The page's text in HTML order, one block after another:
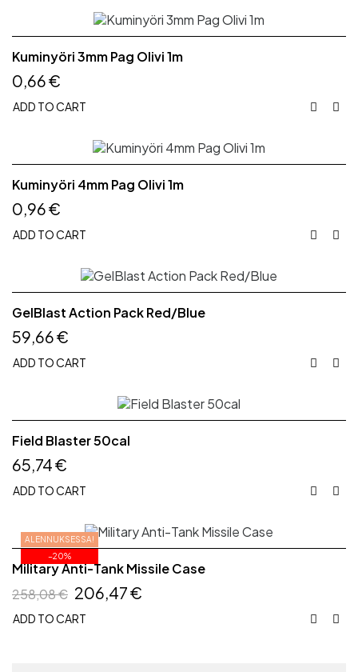
Kuminyöri 3mm Pag Olivi 1m
0,66 €
ADD TO CART  
Kuminyöri 4mm Pag Olivi 1m
0,96 €
ADD TO CART  
GelBlast Action Pack Red/Blue
59,66 €
ADD TO CART  
Field Blaster 50cal
65,74 €
ADD TO CART  
ALENNUKSESSA!
−20%
Military Anti-Tank Missile Case
258,08 € 206,47 €
ADD TO CART  